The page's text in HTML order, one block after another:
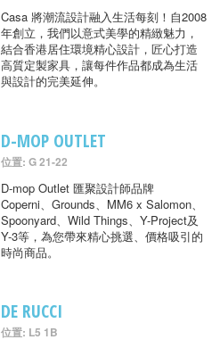
Casa 將潮流設計融入生活每刻！自2008
年創立，我們以意式美學的精緻魅力，
結合香港居住環境精心設計，匠心打造
高質定製家具，讓每件作品都成為生活
與設計的完美延伸。
D-MOP OUTLET
位置: G 21-22
D-mop Outlet 匯聚設計師品牌
Coperni、Grounds、MM6 x Salomon、
Spoonyard、Wild Things、Y-Project及
Y-3等，為您帶來精心挑選、價格吸引的
時尚商品。
DE RUCCI
位置: L5 1B